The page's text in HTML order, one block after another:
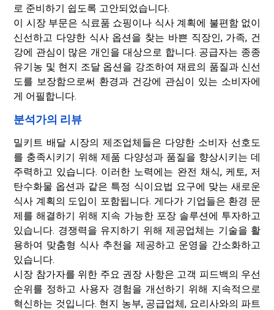
로 준비하기 쉽도록 고안되었습니다.
이 시장 부문은 식료품 쇼핑이나 식사 계획에 불편함 없이
신선하고 다양한 식사 옵션을 찾는 바쁜 직장인, 가족, 건
강에 관심이 많은 개인을 대상으로 합니다. 공급자는 종종
유기농 및 현지 조달 옵션을 강조하여 재료의 품질과 신선
도를 보장함으로써 환경과 건강에 관심이 있는 소비자에
게 어필합니다.
분석가의 리뷰
밀키트 배달 시장의 제조업체들은 다양한 소비자 선호도
를 충족시키기 위해 제품 다양성과 품질을 향상시키는 데
주력하고 있습니다. 이러한 노력에는 완전 채식, 케토, 저
탄수화물 옵션과 같은 특정 식이요법 요구에 맞는 새로운
식사 계획의 도입이 포함됩니다. 게다가 기업들은 환경 문
제를 해결하기 위해 지속 가능한 포장 솔루션에 투자하고
있습니다. 경쟁력을 유지하기 위해 제공업체는 기술을 활
용하여 맞춤형 식사 추천을 제공하고 운영을 간소화하고
있습니다.
시장 참가자를 위한 주요 권장 사항은 고객 피드백의 우선
순위를 정하고 사용자 경험을 개선하기 위해 지속적으로
혁신하는 것입니다. 현지 농부, 공급업체, 요리사와의 파트